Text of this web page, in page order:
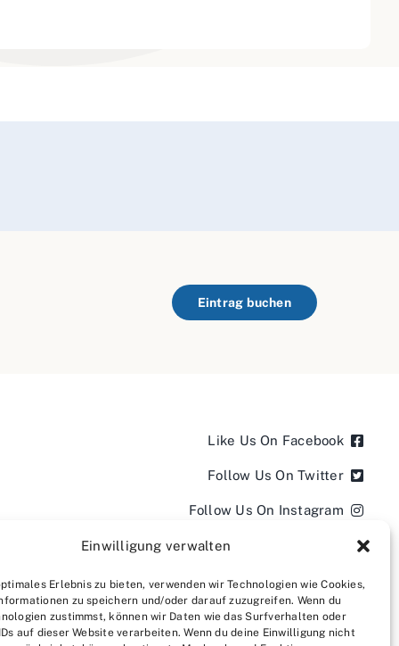
Einwilligung verwalten
Erlebnis zu bieten, verwenden wir Technologien wie Cookies,
zu speichern und/oder darauf zuzugreifen. Wenn du
zustimmst, können wir Daten wie das Surfverhalten oder
auf dieser Website verarbeiten. Wenn du deine Einwilligung nicht
Eintrag buchen
Like Us On Facebook
Follow Us On Twitter
Follow Us On Instagram
Follow Us On LinkedIn
Follow us on YouTube
Follow us on Pinterest